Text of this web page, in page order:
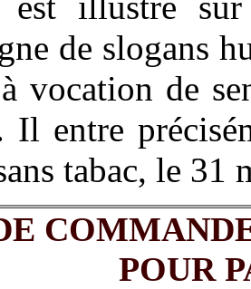
de slogans
vocation de
Il entre
tabac, le 31
POUR